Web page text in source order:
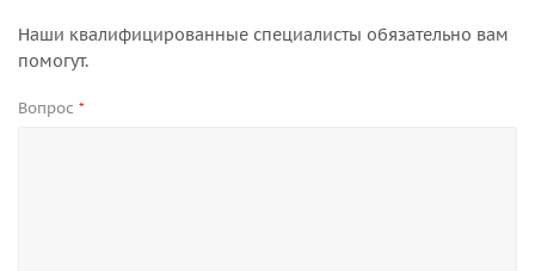
Наши квалифицированные специалисты обязательно вам
помогут.
Вопрос *